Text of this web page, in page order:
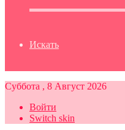
Искать
Суббота , 8 Август 2026
Войти
Switch skin